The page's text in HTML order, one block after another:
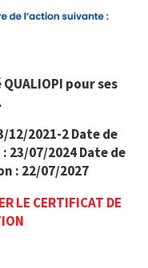
pour ses
12/2021-2 Date de
07/2024 Date de
: 22/07/2027
LE CERTIFICAT DE